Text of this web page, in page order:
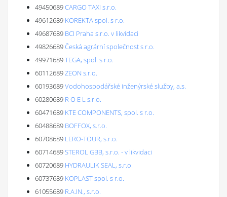
49450689CARGO TAXI s.r.o.
49612689 KOREKTA spol. s r.o.
49687689 BCI Praha s.r.o. v likvidaci
49826689Česká agrární společnost s r.o.
49971689TEGA, spol. s r.o.
60112689ZEON s.r.o.
60193689Vodohospodářské inženýrské služby, a.s.
60280689 R O E L s.r.o.
60471689 KTE COMPONENTS, spol. s r.o.
60488689 BOFFOX, s.r.o.
60708689 LERO-TOUR, s.r.o.
60714689STEROL GBB, s.r.o. - v likvidaci
60720689 HYDRAULIK SEAL, s.r.o.
60737689 KOPLAST spol. s r.o.
61055689 R.A.IN., s.r.o.